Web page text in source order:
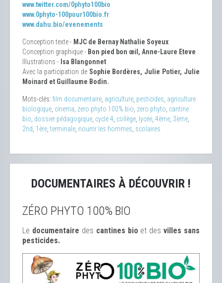
www.twitter.com/0phyto100bio
www.0phyto-100pour100bio.fr
www.dahu.bio/evenements
Conception texte - MJC de Bernay Nathalie Soyeux
Conception graphique - Bon pied bon œil, Anne-Laure Eteve
Illustrations - Isa Blangonnet
Avec la participation de Sophie Bordères, Julie Potier, Julie
Moinard et Guillaume Bodin.
Mots-clés: film documentaire, agriculture, pesticides, agriculture
biologique, cinema, zero phyto 100% bio, zero phyto, cantine
bio, dossier pédagogique, cycle 4, collège, lycée, 4ème, 3ème,
2nd, 1ère, terminale, nourrir les hommes, scolaires
DOCUMENTAIRES À DÉCOUVRIR !
ZÉRO PHYTO 100% BIO
Le documentaire des cantines bio et desvilles sans
pesticides.